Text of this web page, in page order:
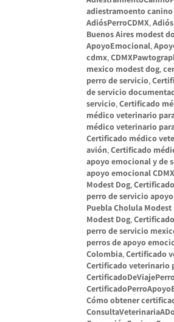
adiestramoento
AdiósPerroCDMX,
Buenos Aires modest
ApoyoEmocional,
cdmx,
mexico modest dog,
perro de servicio,
de servicio
servicio, Certificado
médico veterinario
médico veterinario
Certificado médico
avión, Certificado
apoyo emocional y de
apoyo emocional
Modest Dog,
perro de servicio
Puebla Cholula Modest
Modest Dog,
perro de servicio
perros de apoyo
Colombia, Certificado
Certificado veterinario
Cómo obtener